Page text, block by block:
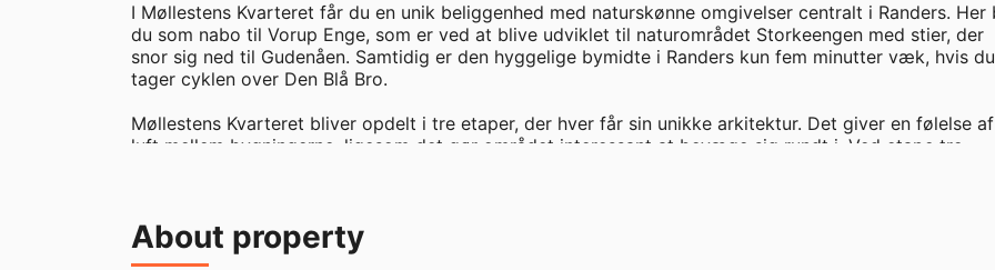
I Møllestens Kvarteret får du en unik beliggenhed med naturskønne omgivelser centralt i Randers. Her
du som nabo til Vorup Enge, som er ved at blive udviklet til naturområdet Storkeengen med stier, der
snor sig ned til Gudenåen. Samtidig er den hyggelige bymidte i Randers kun fem minutter væk, hvis du
tager cyklen over Den Blå Bro.
Møllestens Kvarteret bliver opdelt i tre etaper, der hver får sin unikke arkitektur. Det giver en følelse af
luft mellem bygningerne, ligesom det gør området interessant at bevæge sig rundt i. Ved etape tre
gulvvarme i alle rum samt et luftrensende ventilationsanlæg, der sikrer et optimalt indeklima. Med en
nybygget bolig er der desuden et minimum af vedligehold, og du har faste lave udgifter, da boligerne er
About property